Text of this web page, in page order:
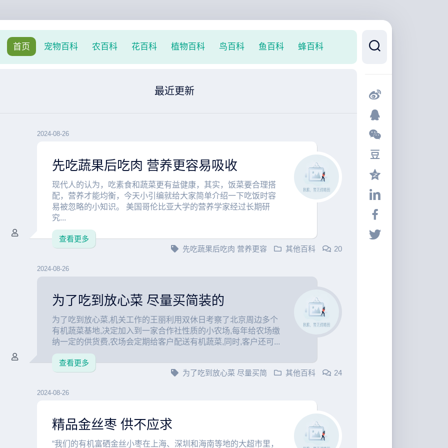
首页 宠物百科 农百科 花百科 植物百科 鸟百科 鱼百科 蜂百科
最近更新
2024-08-26
先吃蔬果后吃肉 营养更容易吸收
现代人的认为，吃素食和蔬菜更有益健康，其实，饭菜要合理搭
配，营养才能均衡，今天小引编就给大家简单介绍一下吃饭时容
易被忽略的小知识。 美国哥伦比亚大学的营养学家经过长期研
究...
查看更多
先吃蔬果后吃肉 营养更容
其他百科 20
2024-08-26
为了吃到放心菜 尽量买简装的
为了吃到放心菜,机关工作的王丽利用双休日考察了北京周边多个
有机蔬菜基地,决定加入到一家合作社性质的小农场,每年给农场缴
纳一定的供货费,农场会定期给客户配送有机蔬菜,同时,客户还可...
查看更多
为了吃到放心菜 尽量买简
其他百科 24
2024-08-26
精品金丝枣 供不应求
“我们的有机富硒金丝小枣在上海、深圳和海南等地的大超市里，